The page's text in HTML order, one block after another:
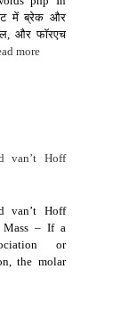
में ब्रेक और
और फॉरएच
more
van’t Hoff
van’t Hoff
Mass – If a
or
the molar